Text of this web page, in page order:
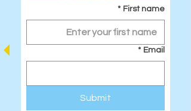
First name
*
Email
*
Submit